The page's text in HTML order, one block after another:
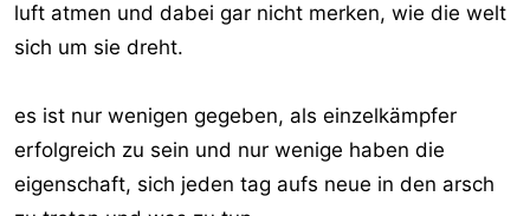
luft atmen und dabei gar nicht merken, wie die welt
sich um sie dreht.
es ist nur wenigen gegeben, als einzelkämpfer
erfolgreich zu sein und nur wenige haben die
eigenschaft, sich jeden tag aufs neue in den arsch